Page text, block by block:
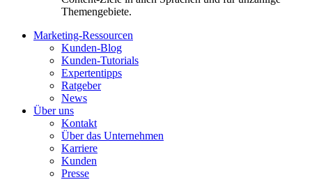
Themengebiete.
Marketing-Ressourcen
Kunden-Blog
Kunden-Tutorials
Expertentipps
Ratgeber
News
Über uns
Kontakt
Über das Unternehmen
Karriere
Kunden
Presse